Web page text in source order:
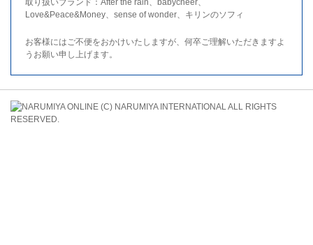
Love&Peace&Money、sense of wonder、キリンのソフィ
お客様にはご不便をおかけいたしますが、何卒ご理解いただきますよ
うお願い申し上げます。